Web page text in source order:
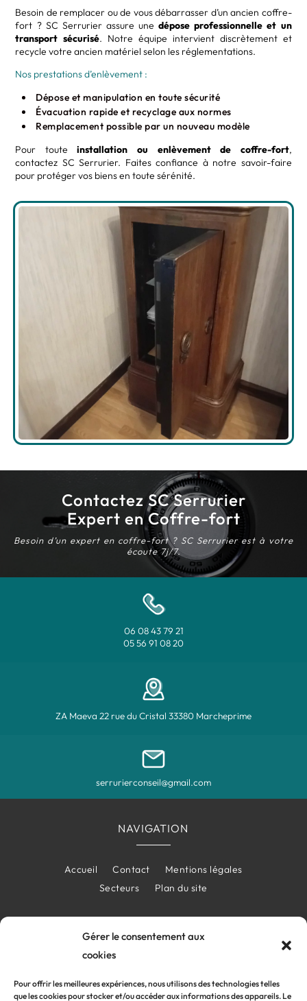
Gérer le consentement aux
cookies
Pour offrir les meilleures expériences, nous utilisons des technologies telles
que les cookies pour stocker et/ou accéder aux informations des appareils. Le
Besoin de remplacer ou de vous débarrasser d’un ancien coffre-
fort ? SC Serrurier assure unedépose professionnelle et un
transport sécurisé. Notre équipe intervient discrètement et
recycle votre ancien matériel selon les réglementations.
Nos prestations d’enlèvement :
Dépose et manipulation en toute sécurité
Évacuation rapide et recyclage aux normes
Remplacement possible par un nouveau modèle
Pour touteinstallation ou enlèvement de coffre-fort,
contactez SC Serrurier. Faites confiance à notre savoir-faire
pour protéger vos biens en toute sérénité.
Contactez SC Serrurier
Expert en Coffre-fort
Besoin d’un expert en coffre-fort ? SC Serrurier est à votre
écoute 7j/7.
06 08 43 79 21
05 56 91 08 20
ZA Maeva 22 rue du Cristal 33380 Marcheprime
serrurierconseil@gmail.com
NAVIGATION
Accueil Contact
Mentions légales
Secteurs
Plan du site